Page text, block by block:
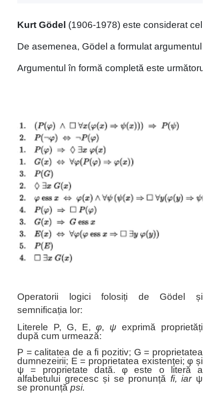
Kurt Gödel (1906-1978) este considerat cel
De asemenea, Gödel a formulat argumentul
Argumentul în formă completă este următorul
Operatorii logici folosiți de Gödel
și
semnificația lor:
Literele P, G, E,φ, ψ exprimă proprietăți
după cum urmează:
P = calitatea de a fi pozitiv; G = proprietatea
dumnezeirii; E = proprietatea existenței;φși
ψ
= proprietate dată. φeste o literă a
alfabetului grecesc și se pronunță fi, iar ψ
se pronunță psi.